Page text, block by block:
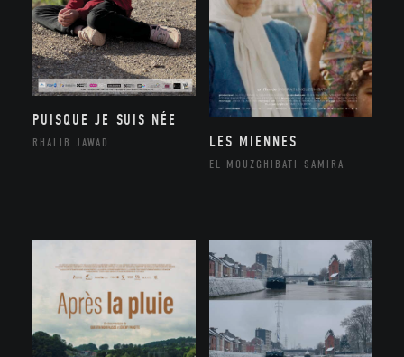
PUISQUE JE SUIS NÉE
RHALIB JAWAD LES MIENNES
EL MOUZGHIBATI SAMIRA